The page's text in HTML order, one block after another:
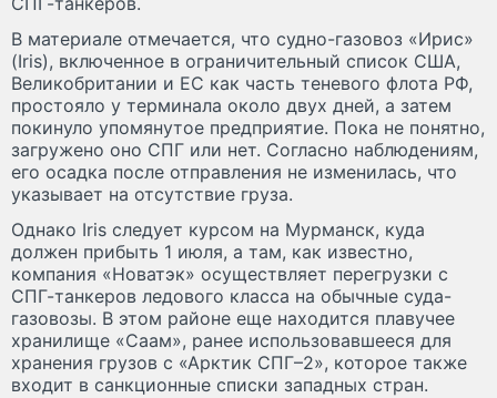
В материале отмечается, что судно-газовоз «Ирис»
(Iris), включенное в ограничительный список США,
Великобритании и ЕС как часть теневого флота РФ,
простояло у терминала около двух дней, а затем
покинуло упомянутое предприятие. Пока не понятно,
загружено оно СПГ или нет. Согласно наблюдениям,
его осадка после отправления не изменилась, что
указывает на отсутствие груза.
Однако Iris следует курсом на Мурманск, куда
должен прибыть 1 июля, а там, как известно,
компания «Новатэк» осуществляет перегрузки с
СПГ-танкеров ледового класса на обычные суда-
газовозы. В этом районе еще находится плавучее
хранилище «Саам», ранее использовавшееся для
хранения грузов с «Арктик СПГ–2», которое также
входит в санкционные списки западных стран.